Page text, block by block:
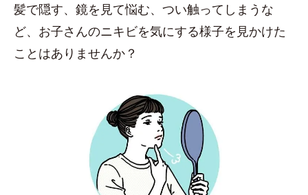
髪で隠す、鏡を見て悩む、つい触ってしまうな
ど、お子さんのニキビを気にする様子を見かけた
ことはありませんか？